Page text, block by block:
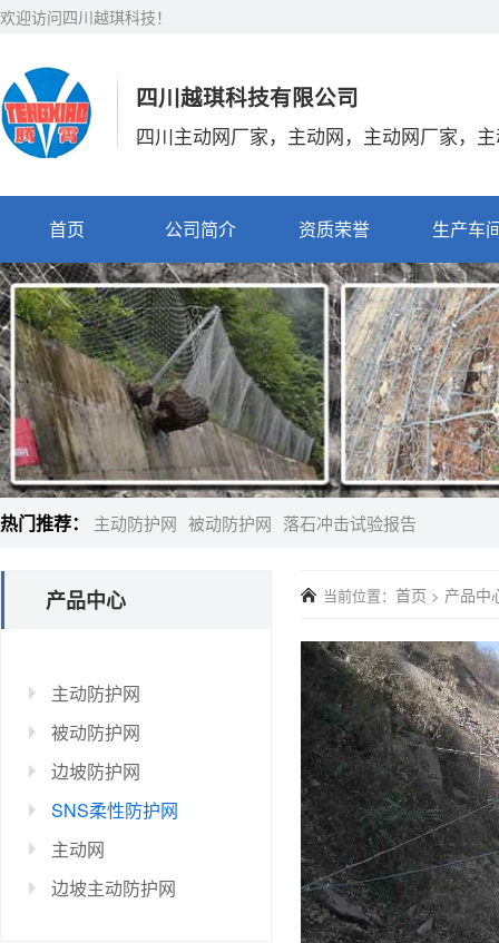
欢迎访问四川越琪科技！
四川越琪科技有限公司
四川主动网厂家，主动网，主动网厂家，
首页 公司简介 资质荣誉 生产车
热门推荐： 主动防护网 被动防护网 落石冲击试验报告
产品中心
主动防护网
被动防护网
边坡防护网
SNS柔性防护网
主动网
边坡主动防护网
当前位置： 首页 > 产品中